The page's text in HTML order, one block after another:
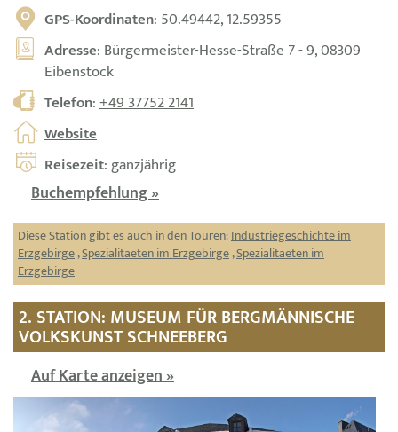
GPS-Koordinaten: 50.49442, 12.59355
Adresse: Bürgermeister-Hesse-Straße 7 - 9, 08309
Eibenstock
Telefon:+49 37752 2141
Website
Reisezeit: ganzjährig
Buchempfehlung »
Diese Station gibt es auch in den Touren:Industriegeschichte im
Erzgebirge,Spezialitaeten im Erzgebirge,Spezialitaeten im
Erzgebirge
2. STATION: MUSEUM FÜR BERGMÄNNISCHE
VOLKSKUNST SCHNEEBERG
Auf Karte anzeigen »